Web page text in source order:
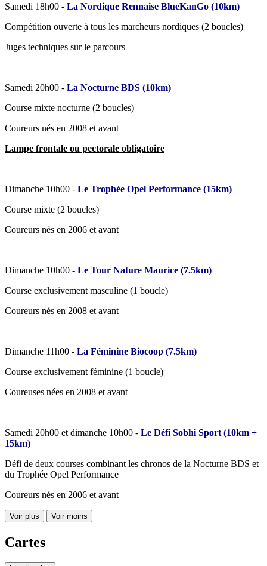
Samedi 18h00 - La Nordique Rennaise BlueKanGo (10km)
Compétition ouverte à tous les marcheurs nordiques (2 boucles)
Juges techniques sur le parcours
Samedi 20h00 - La Nocturne BDS (10km)
Course mixte nocturne (2 boucles)
Coureurs nés en 2008 et avant
Lampe frontale ou pectorale obligatoire
Dimanche 10h00 - Le Trophée Opel Performance (15km)
Course mixte (2 boucles)
Coureurs nés en 2006 et avant
Dimanche 10h00 - Le Tour Nature Maurice (7.5km)
Course exclusivement masculine (1 boucle)
Coureurs nés en 2008 et avant
Dimanche 11h00 - La Féminine Biocoop (7.5km)
Course exclusivement féminine (1 boucle)
Coureuses nées en 2008 et avant
Samedi 20h00 et dimanche 10h00 - Le Défi Sobhi Sport (10km +
15km)
Défi de deux courses combinant les chronos de la Nocturne BDS et
du Trophée Opel Performance
Coureurs nés en 2006 et avant
Voir plus Voir moins
Cartes